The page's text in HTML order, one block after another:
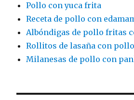
Pollo con yuca frita
Receta de pollo con
Albóndigas de pollo fritas
Rollitos de lasaña con pollo
Milanesas de pollo con